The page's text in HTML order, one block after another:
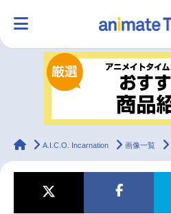
ランキング
ラジオ みんなの声
マンガ・ラノベ ゲーム・アプリ
animateTimes
A.I.C.O. Incarnation 画像一覧